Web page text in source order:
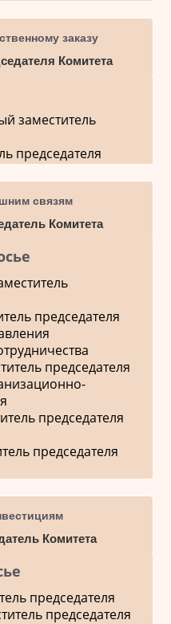
заказу
Комитета
заместитель
председателя
связям
Комитета
председателя
председателя
председателя
председателя
Комитета
председателя
председателя